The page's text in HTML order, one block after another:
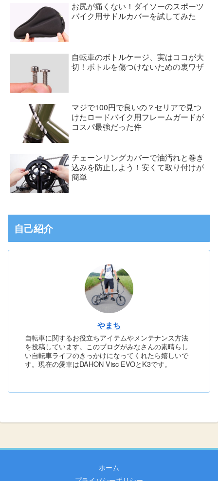
お尻が痛くない！ダイソーのスポーツ
バイク用サドルカバーを試してみた
自転車のボトルケージ、実はココが大
切！ボトルを傷つけないための裏ワザ
マジで100円で良いの？セリアで見つ
けたロードバイク用フレームガードが
コスパ最強だった件
チェーンリングカバーで油汚れと巻き
込みを防止しよう！安くて取り付けが
簡単
自己紹介
やまち
自転車に関するお役立ちアイテムやメンテナンス方法
を投稿しています。このブログがみなさんの素晴らし
い自転車ライフのきっかけになってくれたら嬉しいで
す。現在の愛車はDAHON Visc EVOとK3です。
ホーム